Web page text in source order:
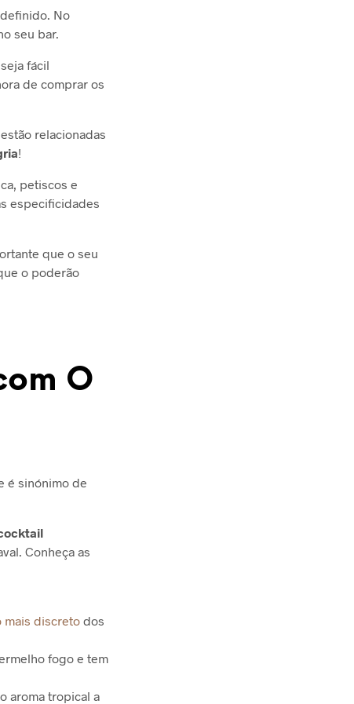
No
seu bar.
fácil
de comprar os
relacionadas
!
petiscos e
especificidades
que o seu
o poderão
O
é sinónimo de
Conheça as
mais discreto dos
fogo e tem
aroma tropical a